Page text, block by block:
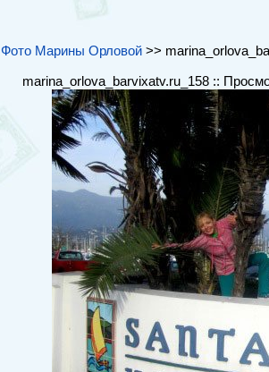
Фото Марины Орловой >>
marina_orlova_barvixatv.ru_158 ::